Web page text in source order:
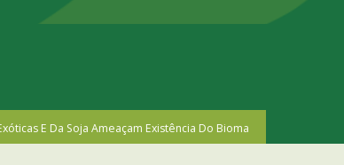
E Da Soja Ameaçam Existência Do Bioma